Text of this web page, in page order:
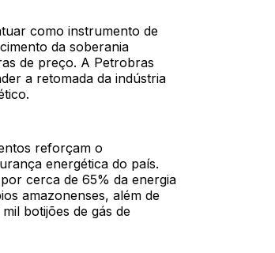
como instrumento de
da soberania
de preço. A Petrobras
a retomada da indústria
reforçam o
energética do país.
cerca de 65% da energia
amazonenses, além de
botijões de gás de